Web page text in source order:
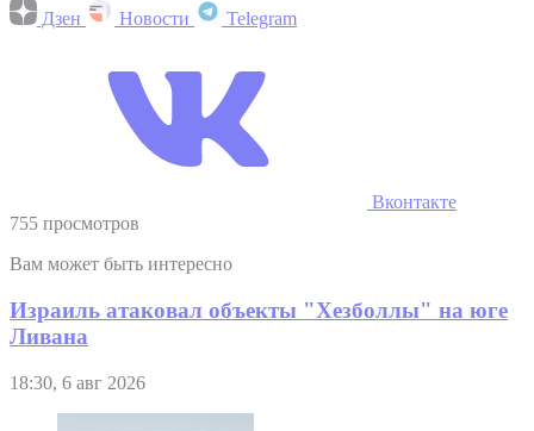
Дзен Новости Telegram
Вконтакте
755 просмотров
Вам может быть интересно
Израиль атаковал объекты "Хезболлы" на юге
Ливана
18:30, 6 авг 2026